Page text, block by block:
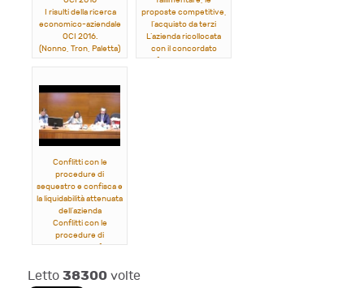
I risulti della ricerca
economico-aziendale
OCI 2016.
(Nonno, Tron, Paletta)
proposte competitive,
l’acquisto da terzi
L’azienda ricollocata
con il concordato
Conflitti con le
procedure di
sequestro e confisca e
la liquidabilità attenuata
dell’azienda
Conflitti con le
procedure di
dell’azienda.
Letto 38300 volte